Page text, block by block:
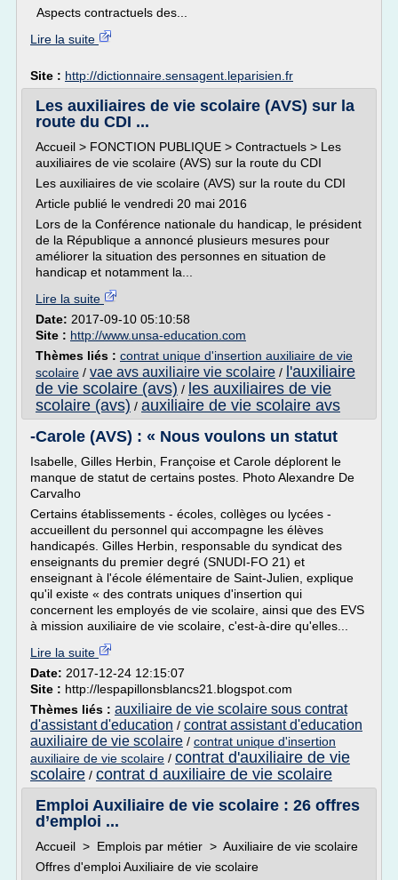
Aspects contractuels des...
Lire la suite
Site : http://dictionnaire.sensagent.leparisien.fr
Les auxiliaires de vie scolaire (AVS) sur la
route du CDI ...
Accueil > FONCTION PUBLIQUE > Contractuels > Les
auxiliaires de vie scolaire (AVS) sur la route du CDI
Les auxiliaires de vie scolaire (AVS) sur la route du CDI
Article publié le vendredi 20 mai 2016
Lors de la Conférence nationale du handicap, le président
de la République a annoncé plusieurs mesures pour
améliorer la situation des personnes en situation de
handicap et notamment la...
Lire la suite
Date: 2017-09-10 05:10:58
Site : http://www.unsa-education.com
Thèmes liés : contrat unique d'insertion auxiliaire de vie
scolaire / vae avs auxiliaire vie scolaire / l'auxiliaire
de vie scolaire (avs) / les auxiliaires de vie
scolaire (avs) / auxiliaire de vie scolaire avs
-Carole (AVS) : « Nous voulons un statut
Isabelle, Gilles Herbin, Françoise et Carole déplorent le
manque de statut de certains postes. Photo Alexandre De
Carvalho
Certains établissements - écoles, collèges ou lycées -
accueillent du personnel qui accompagne les élèves
handicapés. Gilles Herbin, responsable du syndicat des
enseignants du premier degré (SNUDI-FO 21) et
enseignant à l'école élémentaire de Saint-Julien, explique
qu'il existe « des contrats uniques d'insertion qui
concernent les employés de vie scolaire, ainsi que des EVS
à mission auxiliaire de vie scolaire, c'est-à-dire qu'elles...
Lire la suite
Date: 2017-12-24 12:15:07
Site : http://lespapillonsblancs21.blogspot.com
Thèmes liés : auxiliaire de vie scolaire sous contrat
d'assistant d'education / contrat assistant d'education
auxiliaire de vie scolaire / contrat unique d'insertion
auxiliaire de vie scolaire / contrat d'auxiliaire de vie
scolaire / contrat d auxiliaire de vie scolaire
Emploi Auxiliaire de vie scolaire : 26 offres
d’emploi ...
Accueil > Emplois par métier > Auxiliaire de vie scolaire
Offres d'emploi Auxiliaire de vie scolaire